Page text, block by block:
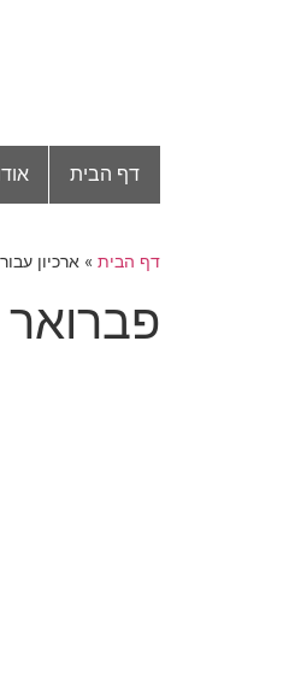
דף הבית
דף הבית » ארכיון עבור 17 בפברואר 2021
פברואר ב17,